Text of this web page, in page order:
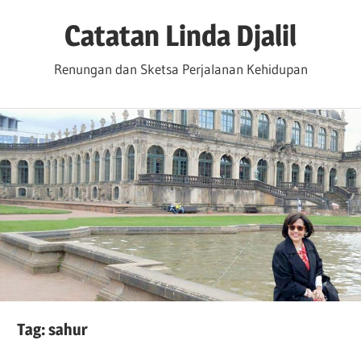
Catatan Linda Djalil
Renungan dan Sketsa Perjalanan Kehidupan
Tag:sahur